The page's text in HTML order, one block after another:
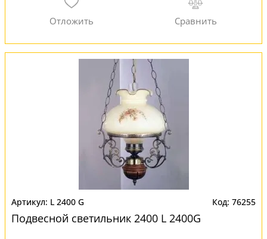
L 2400 G 76255
Подвесной светильник 2400 L 2400G